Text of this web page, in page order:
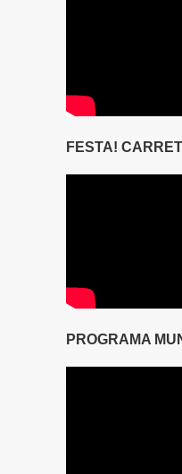
FESTA!
PROGRAMA